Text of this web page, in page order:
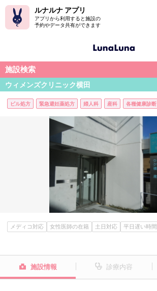
ルナルナ アプリ
アプリから利用すると施設の
予約やデータ共有ができます
施設検索
ウィメンズクリニック横田
ピル処方 緊急避妊薬処方 婦人科 産科 各種健康診断
メディコ対応 女性医師の在籍 土日対応 平日遅い時間
施設情報 診療内容